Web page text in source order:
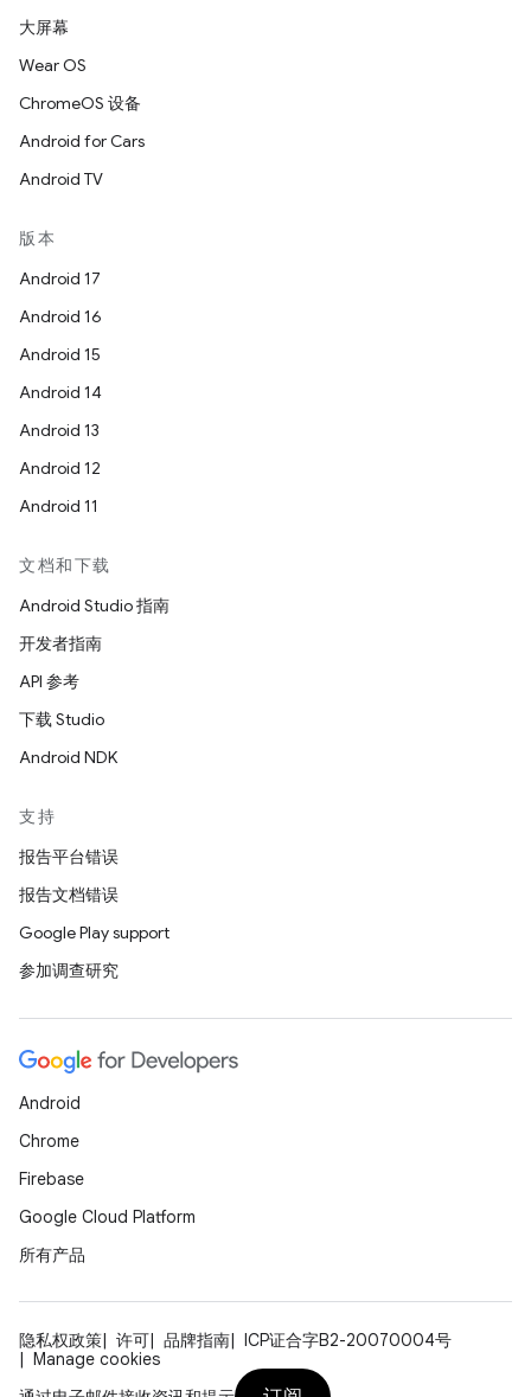
大屏幕
Wear OS
ChromeOS 设备
Android for Cars
Android TV
版本
Android 17
Android 16
Android 15
Android 14
Android 13
Android 12
Android 11
文档和下载
Android Studio 指南
开发者指南
API 参考
下载 Studio
Android NDK
支持
报告平台错误
报告文档错误
Google Play support
参加调查研究
Android
Chrome
Firebase
Google Cloud Platform
所有产品
隐私权政策 许可 品牌指南
ICP证合字B2-20070004号
Manage cookies